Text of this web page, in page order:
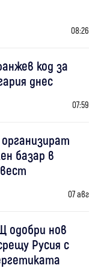
08:26
код за
днес
07:59
базар в
07 авг
одобри нов
Русия с